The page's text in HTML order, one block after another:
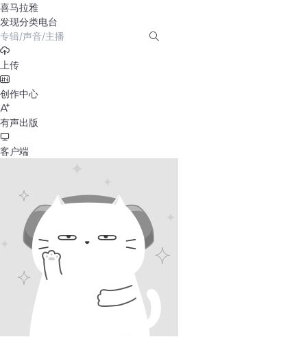
喜马拉雅
发现分类电台
上传
创作中心
有声出版
客户端